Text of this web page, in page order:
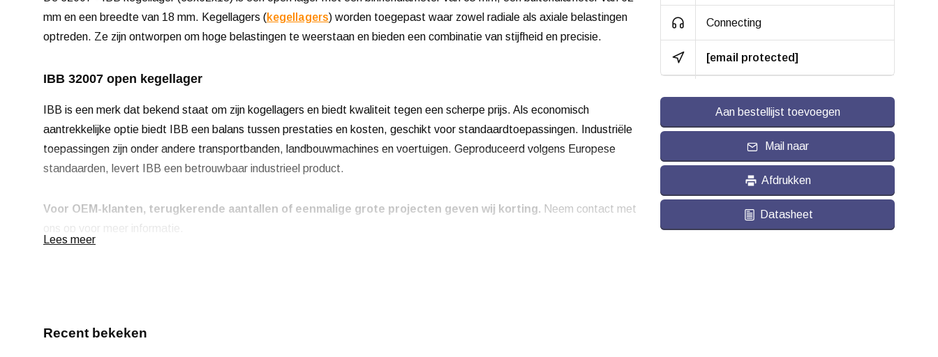
mm en een breedte van 18 mm. Kegellagers (kegellagers) worden toegepast waar zowel radiale als axiale belastingen
optreden. Ze zijn ontworpen om hoge belastingen te weerstaan en bieden een combinatie van stijfheid en precisie.
IBB 32007 open kegellager
IBB is een merk dat bekend staat om zijn kogellagers en biedt kwaliteit tegen een scherpe prijs. Als economisch
aantrekkelijke optie biedt IBB een balans tussen prestaties en kosten, geschikt voor standaardtoepassingen. Industriële
toepassingen zijn onder andere transportbanden, landbouwmachines en voertuigen. Geproduceerd volgens Europese
standaarden, levert IBB een betrouwbaar industrieel product.
Voor OEM-klanten, terugkerende aantallen of eenmalige grote projecten geven wij korting. Neem contact met
ons op voor meer informatie.
Lees meer
Connecting
[email protected]
Aan bestellijst toevoegen
Mail naar
Afdrukken
Datasheet
Recent bekeken